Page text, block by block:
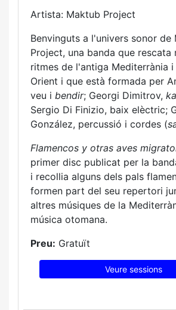
Artista: Maktub Project
Benvinguts a l'univers sonor de
Project, una banda que rescata
ritmes de l'antiga Mediterrània
Orient i que està formada per
veu i bendir; Georgi Dimitrov,
Sergio Di Finizio, baix elèctric;
González, percussió i cordes (
Flamencos y otras aves
primer disc publicat per la
i recollia alguns dels pals
formen part del seu repertori
altres músiques de la
música otomana.
Preu: Gratuït
Veure sessions